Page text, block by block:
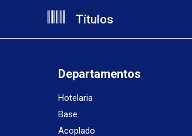
Títulos
Departamentos
Hotelaria
Base
Acoplado